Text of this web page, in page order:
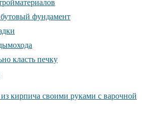
фундамент
класть печку
кирпича своими руками с варочной